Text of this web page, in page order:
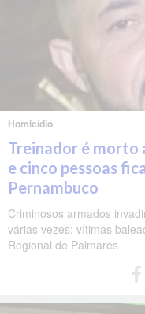
Homicídio
Treinador é morto
e cinco pessoas
Pernambuco
Criminosos armados
várias vezes; vítimas
Regional de Palmares